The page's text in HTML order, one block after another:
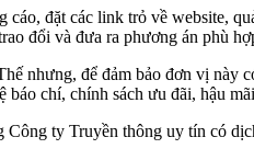
đặt các link trỏ về website,
đổi và đưa ra phương án phù
nhưng, để đảm bảo đơn vị này
báo chí, chính sách ưu đãi, hậu
ty Truyền thông uy tín có